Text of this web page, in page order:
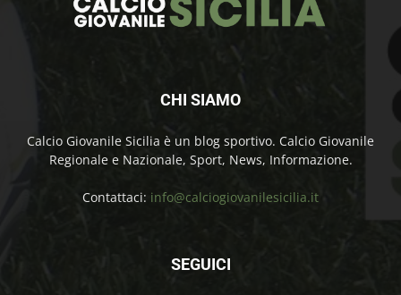
CHI SIAMO
Calcio Giovanile Sicilia è un blog sportivo. Calcio Giovanile
Regionale e Nazionale, Sport, News, Informazione.
Contattaci: info@calciogiovanilesicilia.it
SEGUICI